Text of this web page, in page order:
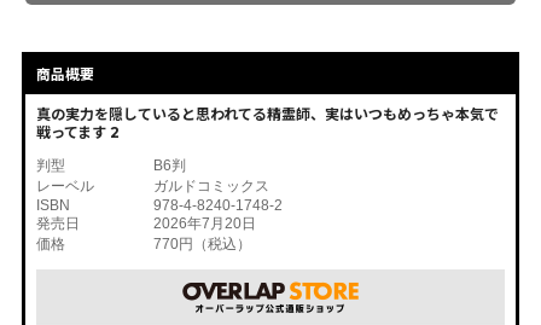
商品概要
真の実力を隠していると思われてる精霊師、実はいつもめっちゃ本気で
戦ってます 2
判型
B6判
レーベル
ガルドコミックス
ISBN
978-4-8240-1748-2
発売日
2026年7月20日
価格
770円（税込）